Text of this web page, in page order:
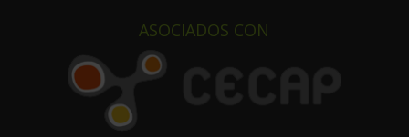
ASOCIADOS CON